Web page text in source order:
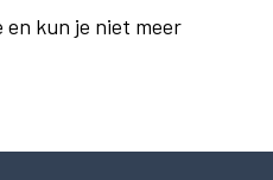
en kun je niet meer